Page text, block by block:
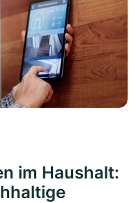
im Haushalt: